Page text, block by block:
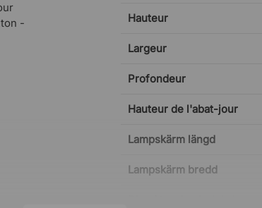
-
Hauteur
Largeur
Profondeur
Hauteur de l'abat-jour
Lampskärm längd
Lampskärm bredd